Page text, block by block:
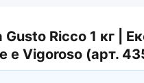
Ricco 1 кг |
e Vigoroso (арт.